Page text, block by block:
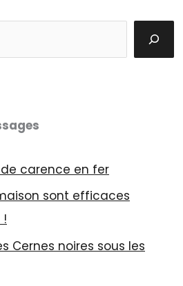
carence en fer
sont efficaces
Cernes noires sous les